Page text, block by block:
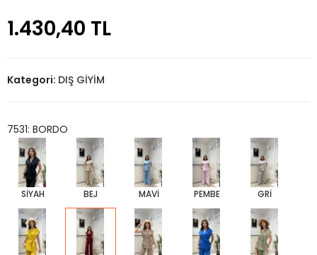
1.430,40 TL
Kategori: DIŞ GİYİM
7531: BORDO
SİYAH BEJ MAVİ PEMBE GRİ